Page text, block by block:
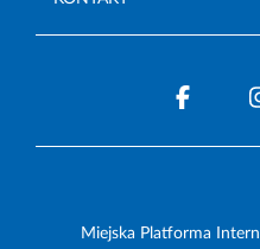
Miejska Platforma